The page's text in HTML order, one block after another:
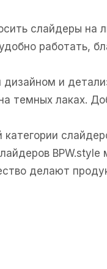
слайдеры на
работать,
и
темных лаках.
делают